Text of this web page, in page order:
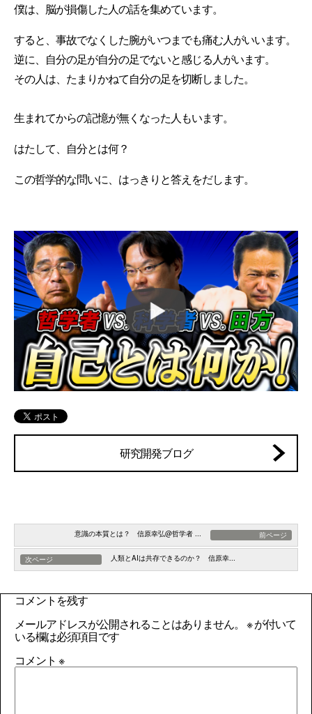
僕は、脳が損傷した人の話を集めています。
すると、事故でなくした腕がいつまでも痛む人がいいます。
逆に、自分の足が自分の足でないと感じる人がいます。
その人は、たまりかねて自分の足を切断しました。
生まれてからの記憶が無くなった人もいます。
はたして、自分とは何？
この哲学的な問いに、はっきりと答えをだします。
研究開発ブログ
意識の本質とは？ 信原幸弘@哲学者 ... 前ページ
次ページ 人類とAIは共存できるのか？ 信原幸...
コメントを残す
メールアドレスが公開されることはありません。 ※が付いて
いる欄は必須項目です
コメント ※